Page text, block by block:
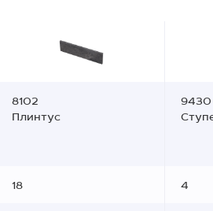
8102
Плинтус
9430
18 4